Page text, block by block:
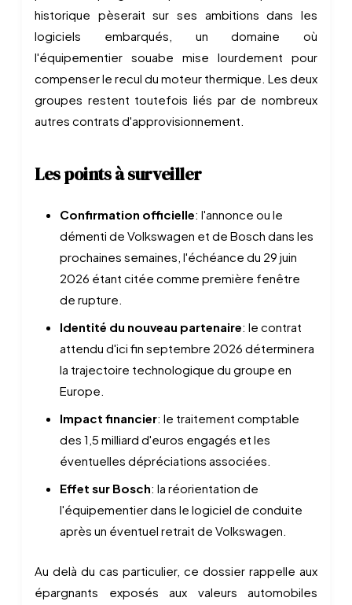
historique pèserait sur ses ambitions dans les
logiciels embarqués, un domaine où
l'équipementier souabe mise lourdement pour
compenser le recul du moteur thermique. Les deux
groupes restent toutefois liés par de nombreux
autres contrats d'approvisionnement.
Les points à surveiller
Confirmation officielle: l'annonce ou le
démenti de Volkswagen et de Bosch dans les
prochaines semaines, l'échéance du 29 juin
2026 étant citée comme première fenêtre
de rupture.
Identité du nouveau partenaire: le contrat
attendu d'ici fin septembre 2026 déterminera
la trajectoire technologique du groupe en
Europe.
Impact financier: le traitement comptable
des 1,5 milliard d'euros engagés et les
éventuelles dépréciations associées.
Effet sur Bosch: la réorientation de
l'équipementier dans le logiciel de conduite
après un éventuel retrait de Volkswagen.
Au delà du cas particulier, ce dossier rappelle aux
épargnants exposés aux valeurs automobiles